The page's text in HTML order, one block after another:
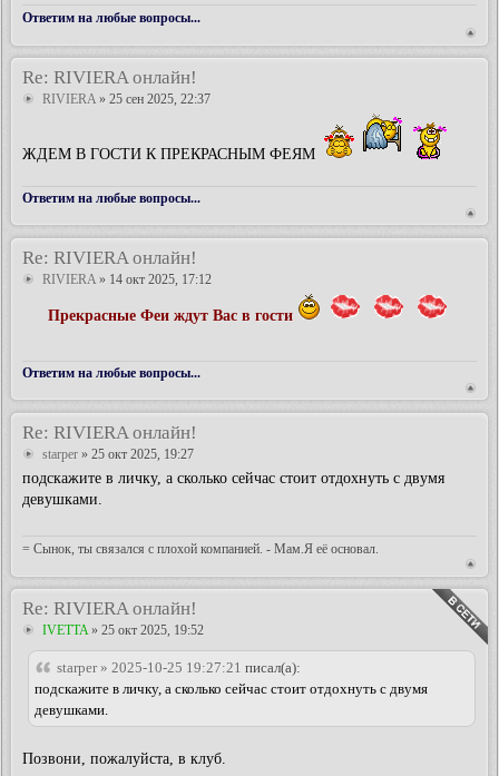
Ответим на любые вопросы...
Re: RIVIERA онлайн!
RIVIERA » 25 сен 2025, 22:37
ЖДЕМ В ГОСТИ К ПРЕКРАСНЫМ ФЕЯМ
Ответим на любые вопросы...
Re: RIVIERA онлайн!
RIVIERA» 14 окт 2025, 17:12
Прекрасные Феи ждут Вас в гости
Ответим на любые вопросы...
Re: RIVIERA онлайн!
starper » 25 окт 2025, 19:27
подскажите в личку, а сколько сейчас стоит отдохнуть с двумя
девушками.
= Сынок, ты связался с плохой компанией. - Мам.Я её основал.
Re: RIVIERA онлайн!
IVETTA» 25 окт 2025, 19:52
starper » 2025-10-25 19:27:21 писал(а):
подскажите в личку, а сколько сейчас стоит отдохнуть с двумя
девушками.
Позвони, пожалуйста, в клуб.